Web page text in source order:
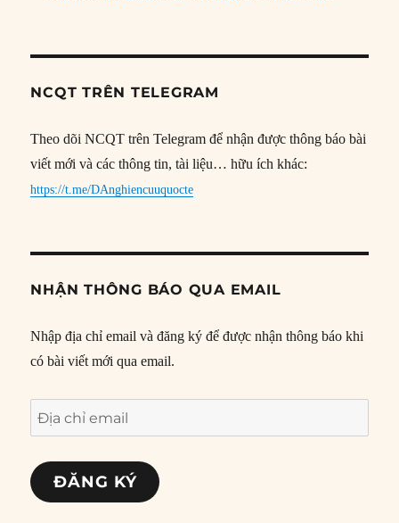
NCQT TRÊN TELEGRAM
Theo dõi NCQT trên Telegram để nhận được thông báo bài
viết mới và các thông tin, tài liệu… hữu ích khác:
https://t.me/DAnghiencuuquocte
NHẬN THÔNG BÁO QUA EMAIL
Nhập địa chỉ email và đăng ký để được nhận thông báo khi
có bài viết mới qua email.
Địa
chỉ
email
ĐĂNG KÝ